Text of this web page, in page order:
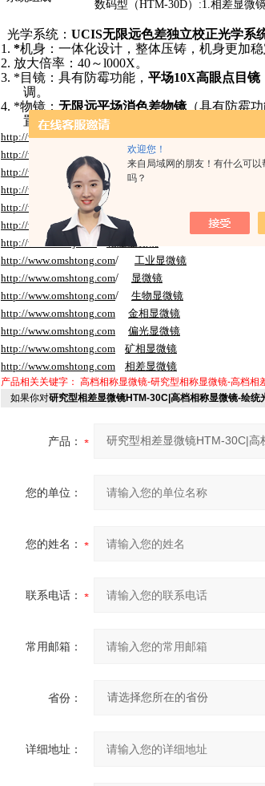
欢迎您！
来自局域网的朋友！有什么可以
吗？
数码型（HTM-30D） :1.相差显微
光学系统： UCIS无限远色差独立校正光学系统
1. *机身：一体化设计，整体压铸，机身更加稳
2. 放大倍率：40～l000X。
3. *目镜：具有防霉功能， 平场10X高眼点目镜
调。
4. *物镜： 无限远平场消色差物镜（具有防霉
置）；100X/1.25 （油、带弹簧和缓冲装置
http://www.htxwj.com/
工业显微镜
http://www.htxwj.com
显微镜
http://www.htxwj.com/
生物显微镜
http://www.htxwj.com
金相显微镜
http://www.htxwj.com
http://www.htxwj.com
矿相显微镜
http://www.htxwj.com
相差显微镜
http://www.omshtong.com/
工业显微镜
http://www.omshtong.com/
显微镜
http://www.omshtong.com/
生物显微镜
http://www.omshtong.com
金相显微镜
http://www.omshtong.com
偏光显微镜
http://www.omshtong.com
矿相显微镜
http://www.omshtong.com 相差显微镜
产品相关关键字： 高档相称显微镜-研究型相称显微镜-高档
如果你对研究型相差显微镜HTM-30C|高档相称显微镜-绘统
产品：
您的单位：
您的姓名：
联系电话：
常用邮箱：
省份：
详细地址：